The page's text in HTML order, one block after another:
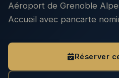
Aéroport de Grenoble
Accueil avec pancarte
Réserver